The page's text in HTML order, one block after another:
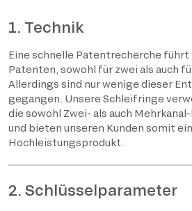
1. Technik
Eine schnelle Patentrecherche führt
Patenten, sowohl für zwei als auch
Allerdings sind nur wenige dieser
gegangen. Unsere Schleifringe
die sowohl Zwei- als auch
und bieten unseren Kunden somit ein
Hochleistungsprodukt.
2. Schlüsselparameter